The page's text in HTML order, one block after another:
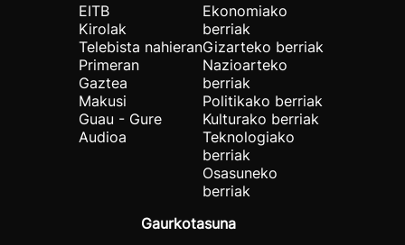
EITB
Kirolak
Telebista nahieran
Primeran
Gaztea
Makusi
Guau - Gure
Audioa
Ekonomiako
berriak
Gizarteko berriak
Nazioarteko
berriak
Politikako berriak
Kulturako berriak
Teknologiako
berriak
Osasuneko
berriak
Gaurkotasuna